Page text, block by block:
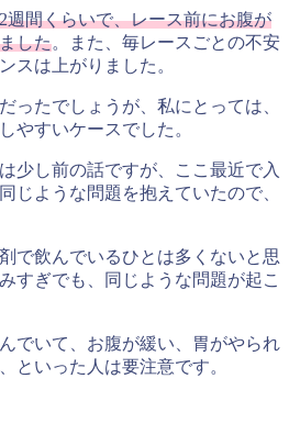
週間くらいで、レース前にお腹が
した。また、毎レースごとの不安
スは上がりました。
ったでしょうが、私にとっては、
やすいケースでした。
少し前の話ですが、ここ最近で入
じような問題を抱えていたので、
で飲んでいるひとは多くないと思
すぎでも、同じような問題が起こ
でいて、お腹が緩い、胃がやられ
といった人は要注意です。